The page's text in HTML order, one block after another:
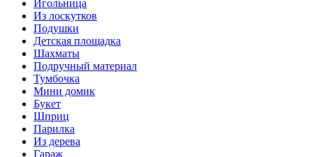
Игольница
Из лоскутков
Подушки
Детская площадка
Шахматы
Подручный материал
Тумбочка
Мини домик
Букет
Шприц
Парилка
Из дерева
Гараж